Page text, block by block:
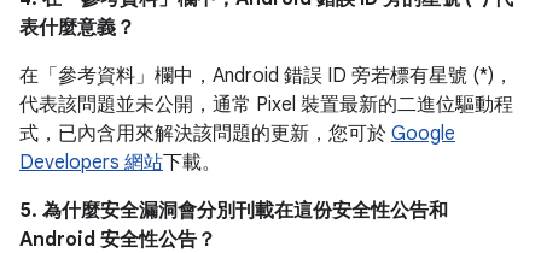
表什麼意義？
在「參考資料」 欄中，Android 錯誤 ID 旁若標有星號 (*)，
代表該問題並未公開，通常 Pixel 裝置最新的二進位驅動程
式，已內含用來解決該問題的更新，您可於 Google
Developers 網站下載。
5. 為什麼安全漏洞會分別刊載在這份安全性公告和
Android 安全性公告？